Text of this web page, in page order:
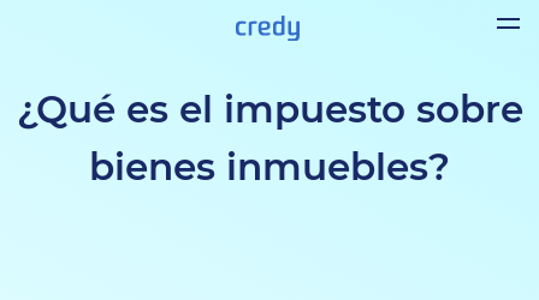
¿Qué es el impuesto sobre
bienes inmuebles?